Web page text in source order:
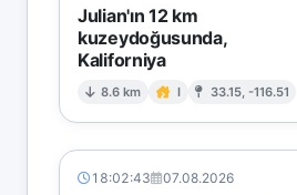
Julian'ın 12 km
kuzeydoğusunda,
Kaliforniya
8.6 km I 33.15, -116.51
18:02:43 07.08.2026